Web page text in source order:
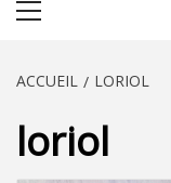
ACCUEIL LORIOL
loriol